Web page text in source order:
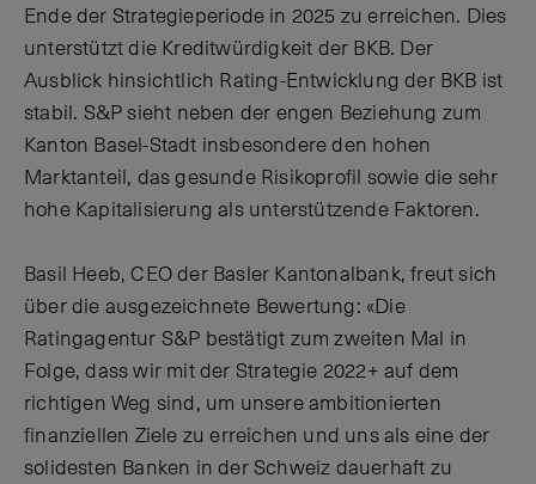
Ende der Strategieperiode in 2025 zu erreichen. Dies
unterstützt die Kreditwürdigkeit der BKB. Der
Ausblick hinsichtlich Rating-Entwicklung der BKB ist
stabil. S&P sieht neben der engen Beziehung zum
Kanton Basel-Stadt insbesondere den hohen
Marktanteil, das gesunde Risikoprofil sowie die sehr
hohe Kapitalisierung als unterstützende Faktoren.
Basil Heeb, CEO der Basler Kantonalbank, freut sich
über die ausgezeichnete Bewertung: «Die
Ratingagentur S&P bestätigt zum zweiten Mal in
Folge, dass wir mit der Strategie 2022+ auf dem
richtigen Weg sind, um unsere ambitionierten
finanziellen Ziele zu erreichen und uns als eine der
solidesten Banken in der Schweiz dauerhaft zu